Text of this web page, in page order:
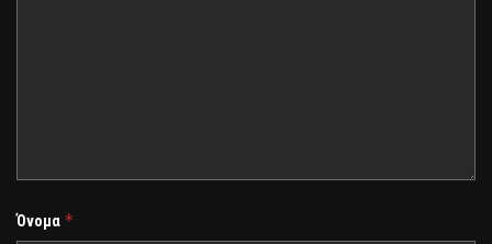
Όνομα *